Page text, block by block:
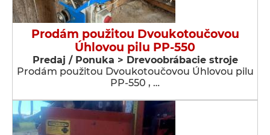
Prodám použitou Dvoukotoučovou
Úhlovou pilu PP-550
Predaj / Ponuka > Drevoobrábacie stroje
Prodám použitou Dvoukotoučovou Úhlovou pilu
PP-550 , …